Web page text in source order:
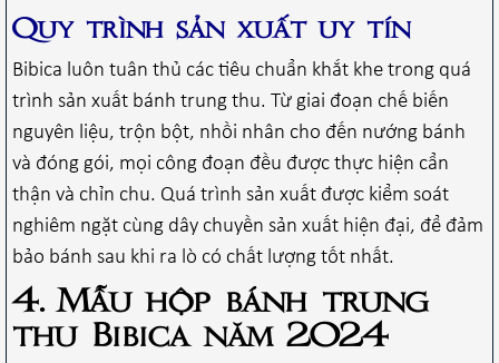
Quy trình sản xuất uy tín
Bibica luôn tuân thủ các tiêu chuẩn khắt khe trong quá
trình sản xuất bánh trung thu. Từ giai đoạn chế biến
nguyên liệu, trộn bột, nhồi nhân cho đến nướng bánh
và đóng gói, mọi công đoạn đều được thực hiện cẩn
thận và chỉn chu. Quá trình sản xuất được kiểm soát
nghiêm ngặt cùng dây chuyền sản xuất hiện đại, để đảm
bảo bánh sau khi ra lò có chất lượng tốt nhất.
4. Mẫu hộp bánh trung
thu Bibica năm 2024